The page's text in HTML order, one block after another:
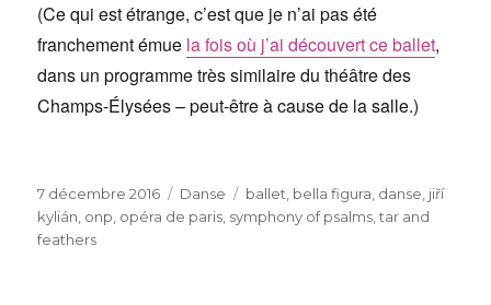
(Ce qui est étrange, c’est que je n’ai pas été
franchement émue la fois où j’ai découvert ce ballet,
dans un programme très similaire du théâtre des
Champs-Élysées – peut-être à cause de la salle.)
Publié
le
7 décembre 2016 Catégories
Danse Étiquettes
ballet, bella figura, danse, jiří
kylián, onp, opéra de paris, symphony of psalms,tar and
feathers